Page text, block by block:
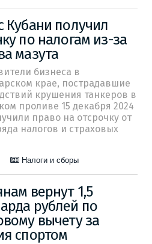
Кубани получил
по налогам из-за
мазута
бизнеса в
крае, пострадавшие
крушения танкеров в
проливе 15 декабря 2024
право на отсрочку от
налогов и страховых
Налоги и сборы
вернут 1,5
рублей по
вычету за
спортом